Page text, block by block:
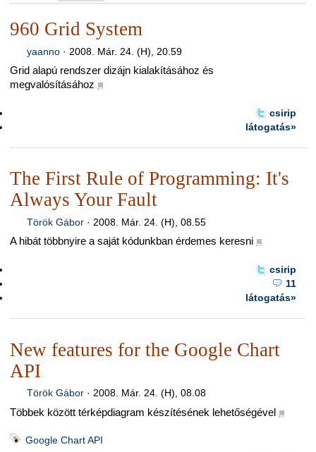
960 Grid System
yaanno· 2008. Már. 24. (H), 20.59
Grid alapú rendszer dizájn kialakításához és
megvalósításához ■
csirip
látogatás»
The First Rule of Programming: It's
Always Your Fault
Török Gábor· 2008. Már. 24. (H), 08.55
A hibát többnyire a saját kódunkban érdemes keresni ■
csirip
11
látogatás»
New features for the Google Chart
API
Török Gábor· 2008. Már. 24. (H), 08.08
Többek között térképdiagram készítésének lehetőségével ■
Google Chart API